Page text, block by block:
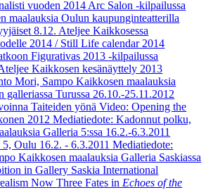
vuoden 2014 Arc Salon -kilpailussa
maalauksia Oulun kaupunginteatterilla
8.12. Ateljee Kaikkosessa
2014 / Still Life calendar 2014
Figurativas 2013 -kilpailussa
Kaikkosen kesänäyttely 2013
Mori, Sampo Kaikkosen maalauksia
galleriassa Turussa 26.10.-25.11.2012
Taiteiden yönäVideo: Opening the
2012Mediatiedote: Kadonnut polku,
Galleria 5:ssa 16.2.-6.3.2011
Oulu 16.2. - 6.3.2011Mediatiedote:
Kaikkosen maalauksia Galleria Saskiassa
in Gallery SaskiaInternational
NowThree Fates in Echoes of the